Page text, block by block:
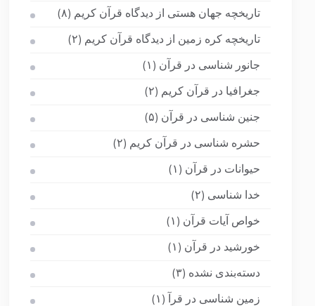
تاریخچه جهان هستی از دیدگاه قرآن کریم (۸)
تاریخچه کره زمین از دیدگاه قرآن کریم (۲)
جانور شناسی در قرآن (۱)
جغرافیا در قرآن کریم (۲)
جنین شناسی در قرآن (۵)
حشره شناسی در قرآن کریم (۲)
حیوانات در قرآن (۱)
خدا شناسی (۲)
خواص آیات قرآن (۱)
خورشید در قرآن (۱)
دسته‌بندی نشده (۳)
زمین شناسی در قرآ (۱)